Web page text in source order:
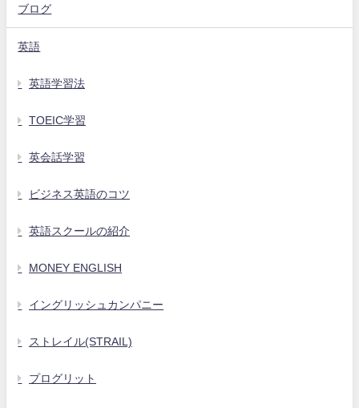
ブログ
英語
英語学習法
TOEIC学習
英会話学習
ビジネス英語のコツ
英語スクールの紹介
MONEY ENGLISH
イングリッシュカンパニー
ストレイル(STRAIL)
プログリット